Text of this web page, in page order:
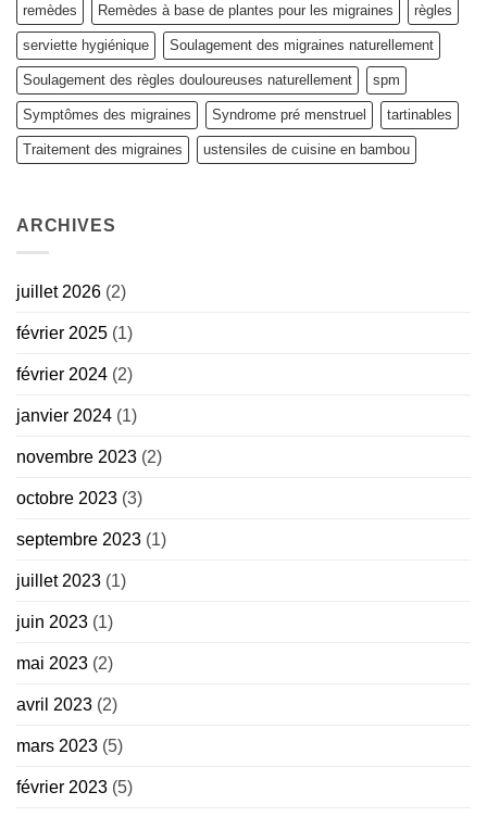
remèdes Remèdes à base de plantes pour les migraines règles
serviette hygiénique Soulagement des migraines naturellement
Soulagement des règles douloureuses naturellement spm
Symptômes des migraines Syndrome pré menstruel tartinables
Traitement des migraines ustensiles de cuisine en bambou
ARCHIVES
juillet 2026 (2)
février 2025 (1)
février 2024 (2)
janvier 2024 (1)
novembre 2023 (2)
octobre 2023 (3)
septembre 2023 (1)
juillet 2023 (1)
juin 2023 (1)
mai 2023 (2)
avril 2023 (2)
mars 2023 (5)
février 2023 (5)